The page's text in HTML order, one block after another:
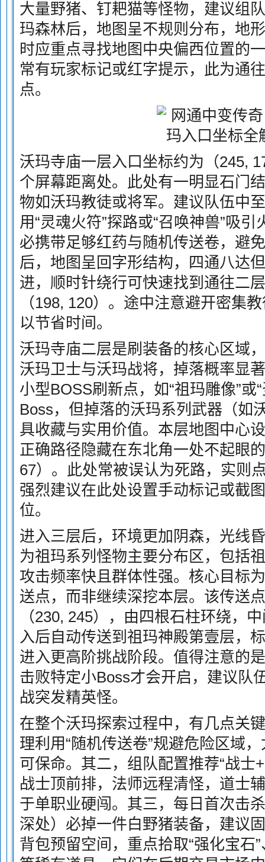
大量野猪、钉耙猫等怪物，建议组
玛森林后，地图呈不规则分布，地
时应重点寻找地图中央偏西位置的
常有玩家标记或红字提示，此为通
点。
沃玛寺庙一层入口坐标约为（245,
个屏幕距离处。此处有一明显石门
物如沃玛教徒或将军。建议队伍中
用“灵魂火符”探路或“召唤神兽”吸
必携带足够红药与随机传送卷，避
后，地图呈回字形结构，四通八达
进，顺时针绕行可快速找到通往二
（198, 120）。途中注意避开密集
以节省时间。
沃玛寺庙二层是刷装备的核心区域
沃玛卫士与沃玛战将，掉落概率显
小型BOSS刷新点，如“祖玛雕像”或
Boss，但掉落的沃玛系列武器（如
具收藏与实用价值。本层地图中心
正确路径隐藏在东北角一处不起眼
67）。此处常被误认为死路，实则
强烈建议在此处设置手动标记或截
位。
进入三层后，环境更加阴森，光线
为祖玛系列怪物主要分布区，包括
攻击频率快且群体性强。核心目标
送点，而非继续深挖本层。该传送
（230, 245），由四根石柱环绕，
入后自动传送到祖玛神殿第壹层，
进入更高阶挑战阶段。值得注意的
击败特定小Boss才会开启，建议队
战突发精英怪。
在整个沃玛探索过程中，有几点关
理利用“随机传送卷”规避危险区域
可保命。其二，组队配置推荐“战士
战士顶前排，法师远程清怪，道士
于单职业硬闯。其三，每日首次击
深处）必掉一件白野猪装备，建议
背包预留空间，重点拾取“强化宝石”